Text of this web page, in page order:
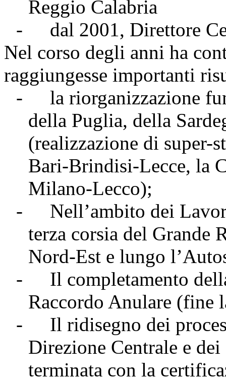
Reggio Calabria
-
dal 2001, Direttore
Nel corso degli anni ha
raggiungesse importanti
-
la riorganizzazione
della Puglia, della
(realizzazione di super-
Bari-Brindisi-Lecce, la
Milano-Lecco);
-
Nell’ambito dei
terza corsia del Grande
Nord-Est e lungo
-
Il completamento
Raccordo Anulare (fine
-
Il ridisegno dei
Direzione Centrale e
terminata con la